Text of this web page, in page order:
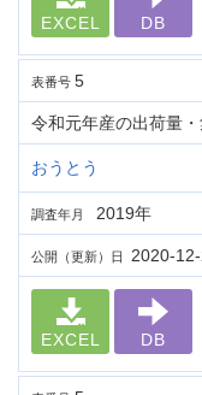
EXCEL DB
表番号 5
令和元年産の出荷量
おうとう
調査年月 2019年
公開（更新）日 2020-
EXCEL DB